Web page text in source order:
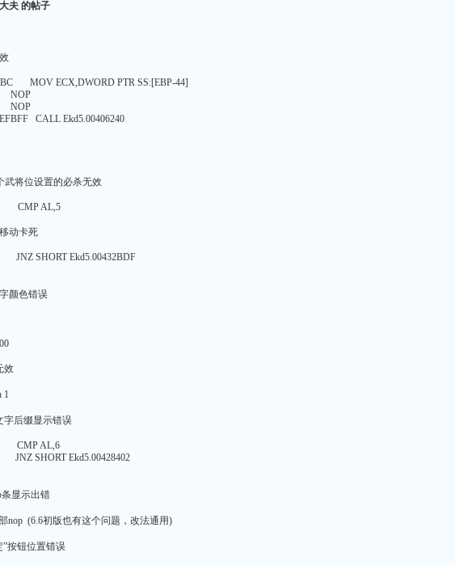
夫 的帖子
MOV ECX,DWORD PTR SS:[EBP-44]
NOP
NOP
CALL Ekd5.00406240
武将位设置的必杀无效
CMP AL,5
动卡死
JNZ SHORT Ekd5.00432BDF
颜色错误
效
1
字后缀显示错误
CMP AL,6
SHORT Ekd5.00428402
显示出错
nop (6.6初版也有这个问题，改法通用)
”按钮位置错误